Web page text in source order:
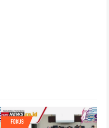
FOKUS